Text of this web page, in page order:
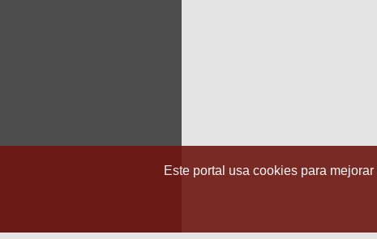
Este portal usa cookies para